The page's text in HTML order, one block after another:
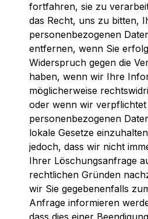
fortfahren, sie zu
das Recht, uns zu bitten,
personenbezogenen
entfernen, wenn Sie
Widerspruch gegen die
haben, wenn wir Ihre
möglicherweise
oder wenn wir
personenbezogenen
lokale Gesetze
jedoch, dass wir nicht
Ihrer Löschungsanfrage
rechtlichen Gründen
wir Sie gegebenenfalls
Anfrage informieren
dass dies einer